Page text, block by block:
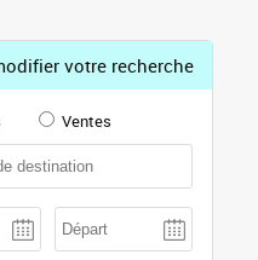
votre recherche
Ventes